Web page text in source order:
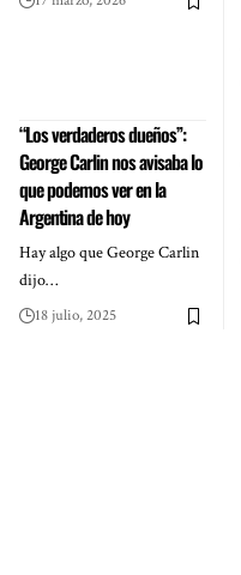
“Los verdaderos dueños”:
George Carlin nos avisaba lo
que podemos ver en la
Argentina de hoy
Hay algo que George Carlin
dijo…
18 julio, 2025